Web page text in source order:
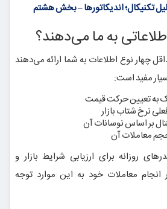
تکنیکال؛ اندیکاتورها – بخش هشتم
به ما می‌دهند؟
چهار نوع اطلاعات به شما ارائه می‌دهند
مفید است:
به تعیین حرکت قیمت
نرخ شتاب بازار
بر اساس نوسانات آن
حجم معاملات آن
روزانه برای ارزیابی شرایط بازار و
انجام معاملات خود به این موارد توجه